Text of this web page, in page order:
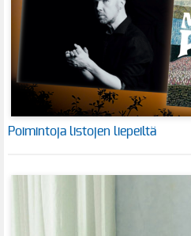
Poimintoja listojen liepeiltä